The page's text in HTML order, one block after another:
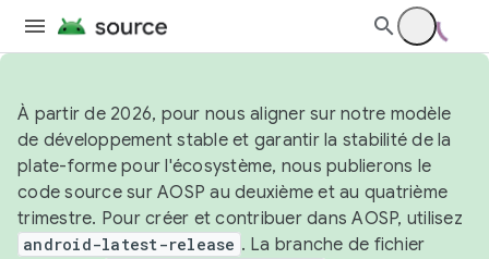
À partir de 2026, pour nous aligner sur notre modèle
de développement stable et garantir la stabilité de la
plate-forme pour l'écosystème, nous publierons le
code source sur AOSP au deuxième et au quatrième
trimestre. Pour créer et contribuer dans AOSP, utilisez
android-latest-release . La branche de fichier